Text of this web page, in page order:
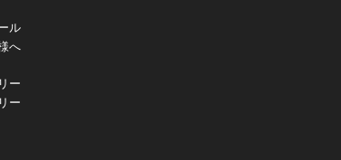
ル
へ
ー
ー